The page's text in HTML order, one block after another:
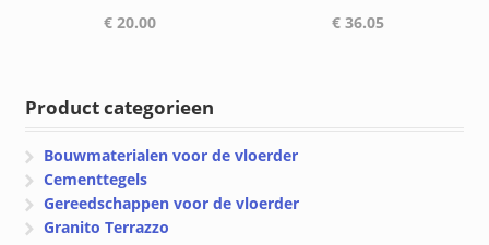
€ 20.00 €36.05
Product categorieen
Bouwmaterialen voor de vloerder
Cementtegels
Gereedschappen voor de vloerder
Granito Terrazzo